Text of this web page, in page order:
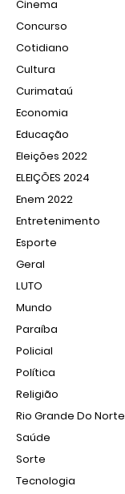
Cinema
Concurso
Cotidiano
Cultura
Curimataú
Economia
Educação
Eleições 2022
ELEIÇÕES 2024
Enem 2022
Entretenimento
Esporte
Geral
LUTO
Mundo
Paraíba
Policial
Política
Religião
Rio Grande Do Norte
Saúde
Sorte
Tecnologia